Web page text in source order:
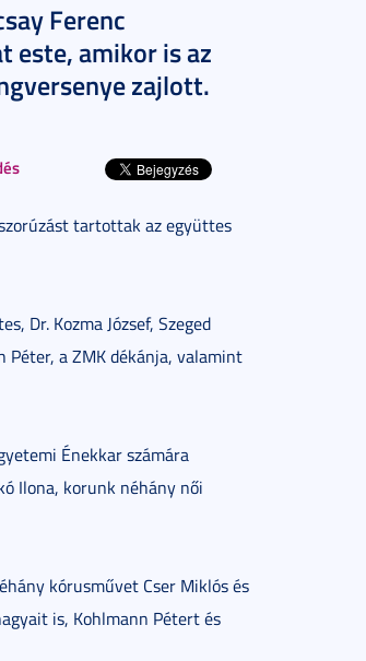
Ferenc
este, amikor is az
zajlott.
tartottak az együttes
Dr. Kozma József, Szeged
Péter, a ZMK dékánja, valamint
Énekkar számára
Ilona, korunk néhány női
kórusművet Cser Miklós és
is, Kohlmann Pétert és